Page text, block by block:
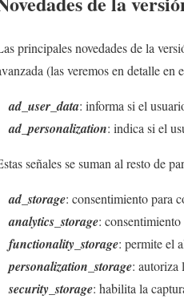
principales novedades de la
(las veremos en detalle
ad_user_data: informa si el
ad_personalization: indica si el
señales se suman al resto de
ad_storage: consentimiento para
analytics_storage:
functionality_storage: permite el
personalization_storage: autoriza
security_storage: habilita la